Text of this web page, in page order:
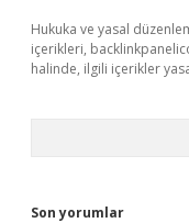
Hukuka ve yasal
içerikleri,
halinde, ilgili içerikler
Son yorumlar